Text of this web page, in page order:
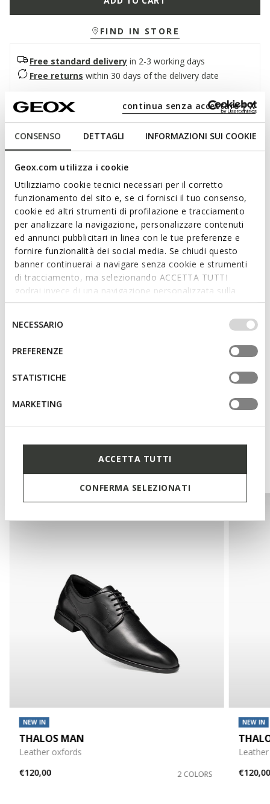
CONSENSO DETTAGLI INFORMAZIONI SUI COOKIE
Geox.com utilizza i cookie
Utilizziamo cookie tecnici necessari per il corretto
funzionamento del sito e, se ci fornisci il tuo consenso,
cookie ed altri strumenti di profilazione e tracciamento
per analizzare la navigazione, personalizzare contenuti
ed annunci pubblicitari in linea con le tue preferenze e
fornire funzionalità dei social media. Se chiudi questo
banner continuerai a navigare senza cookie e strumenti
di tracciamento, ma selezionando ACCETTA TUTTI
godrai invece di una navigazione personalizzata sulla
base dei tuoi gusti ed interessi. Selezionando
IMPOSTAZIONI potrai anche scegliere quali cookies ed
altri strumenti di tracciamento autorizzare. Per maggiori
informazioni o per modificare in qualsiasi momento le
tue impostazioni, visita la nostra
consenso
NECESSARIO
PREFERENZE
STATISTICHE
MARKETING
ACCETTA TUTTI
CONFERMA SELEZIONATI
continua senza accettare | X
FIND IN STORE
Free standard delivery in 2-3 working days
Free returns within 30 days of the delivery date
Description
Men's formal shoe that combines comfort and impeccable
style. Available in a refined cognac shade, it features a
smooth leather upper and a tapered line that enhances its
enhance business looks and important occasions.
ITEM CODE:U659GA00043C6001
Features
By purchasing this product, you are
supporting Leather Working Group certified
tanneries
Lace fastening; Removable insole
Materials
Technologies
You may also like
NEW IN
THALOS MAN
Leather oxfords
€120,00
2 COLORS
NEW IN
€120,00